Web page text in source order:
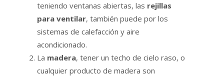
teniendo ventanas abiertas, las rejillas
para ventilar, también puede por los
sistemas de calefacción y aire
acondicionado.
La madera, tener un techo de cielo raso, o
cualquier producto de madera son